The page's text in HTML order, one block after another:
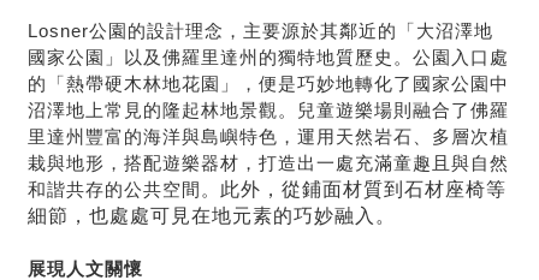
Losner公園的設計理念，主要源於其鄰近的「大沼澤地
國家公園」以及佛羅里達州的獨特地質歷史。公園入口處
的「熱帶硬木林地花園」，便是巧妙地轉化了國家公園中
沼澤地上常見的隆起林地景觀。兒童遊樂場則融合了佛羅
里達州豐富的海洋與島嶼特色，運用天然岩石、多層次植
栽與地形，搭配遊樂器材，打造出一處充滿童趣且與自然
和諧共存的公共空間。 此外，從鋪面材質到石材座椅等
細節，也處處可見在地元素的巧妙融入。
展現人文關懷